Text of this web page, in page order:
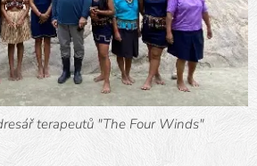
terapeutů "The Four Winds"